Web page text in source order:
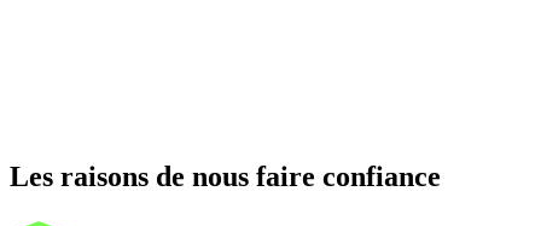
Les raisons de nous faire confiance